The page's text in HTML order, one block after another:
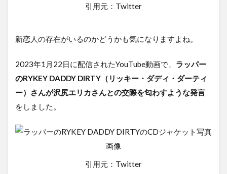
引用元：Twitter
新恋人の存在がいるのかどうかも気になりますよね。
2023年1月22日に配信されたYouTube動画で、 ラッパー
のRYKEY DADDY DIRTY（リッキー・ダディ・ダーティ
ー）さんが沢尻エリカさんとの交際を匂わすような発言
をしました。
引用元：Twitter